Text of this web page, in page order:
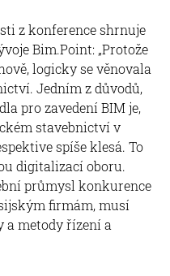
z konference shrnuje
Bim.Point: „Protože
logicky se věnovala
Jedním z důvodů,
pro zavedení BIM je,
stavebnictví v
spíše klesá. To
digitalizací oboru.
průmysl konkurence
firmám, musí
a metody řízení a